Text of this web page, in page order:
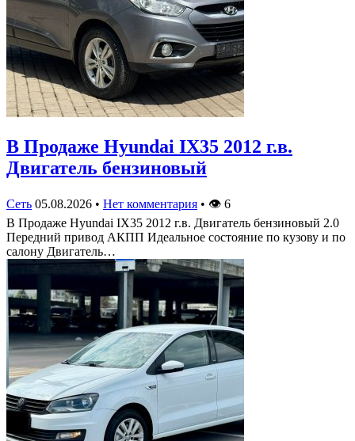
В Продаже Hyundai IX35 2012 г.в.
Двигатель бензиновый
Сеть 05.08.2026 • Нет комментария • 👁 6
В Продаже Hyundai IX35 2012 г.в. Двигатель бензиновый 2.0
Передний привод АКПП Идеальное состояние по кузову и по
салону Двигатель…